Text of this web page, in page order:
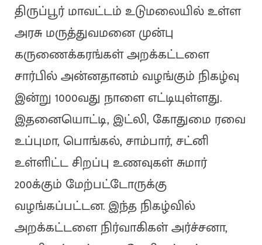
திருப்பூர் மாவட்டம் உடுமலையில் உள்ள
அரசு மருத்துவமனை முன்பு
கருணைக்கரங்கள் அறக்கட்டளை
சார்பில் அன்னதானம் வழங்கும் நிகழ்வு
இன்று 1000வது நாளை எட்டியுள்ளது.
இதனையொட்டி, இட்லி, கோதுமை ரவை
உப்புமா, பொங்கல், சாம்பார், சட்னி
உள்ளிட்ட சிறப்பு உணவுகள் சுமார்
200க்கும் மேற்பட்டோருக்கு
வழங்கப்பட்டன. இந்த நிகழ்வில்
அறக்கட்டளை நிர்வாகிகள் அர்ச்சனா,